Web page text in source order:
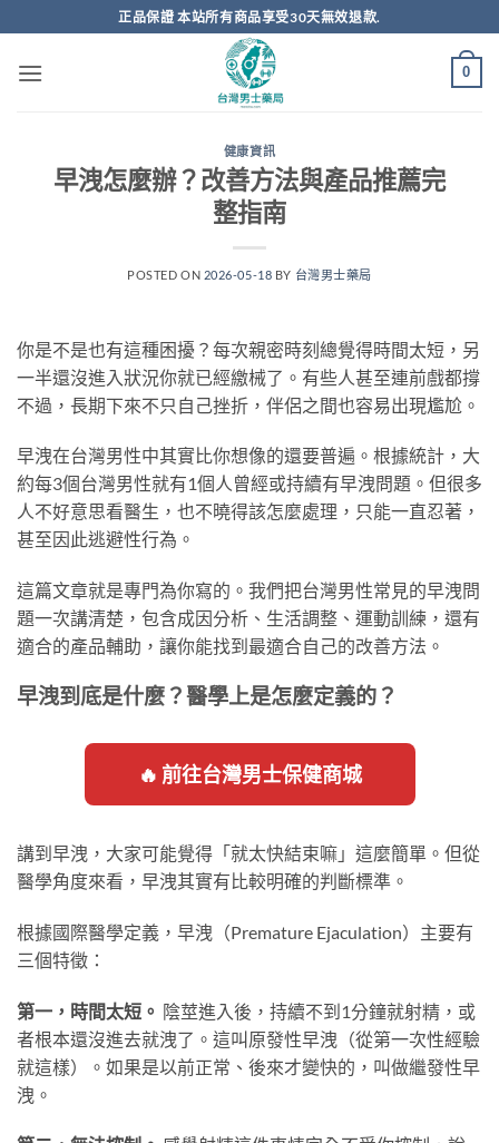
轉
正品保證 本站所有商品享受30天無效退款.
0
健康資訊
早洩怎麼辦？改善方法與產品推薦完
整指南
POSTED ON 2026-05-18 BY 台灣男士藥局
你是不是也有這種困擾？每次親密時刻總覺得時間太短，另
一半還沒進入狀況你就已經繳械了。有些人甚至連前戲都撐
不過，長期下來不只自己挫折，伴侶之間也容易出現尷尬。
早洩在台灣男性中其實比你想像的還要普遍。根據統計，大
約每3個台灣男性就有1個人曾經或持續有早洩問題。但很多
人不好意思看醫生，也不曉得該怎麼處理，只能一直忍著，
甚至因此逃避性行為。
這篇文章就是專門為你寫的。我們把台灣男性常見的早洩問
題一次講清楚，包含成因分析、生活調整、運動訓練，還有
適合的產品輔助，讓你能找到最適合自己的改善方法。
早洩到底是什麼？醫學上是怎麼定義的？
🔥 前往台灣男士保健商城
講到早洩，大家可能覺得「就太快結束嘛」這麼簡單。但從
醫學角度來看，早洩其實有比較明確的判斷標準。
根據國際醫學定義，早洩（Premature Ejaculation）主要有
三個特徵：
第一，時間太短。 陰莖進入後，持續不到1分鐘就射精，或
者根本還沒進去就洩了。這叫原發性早洩（從第一次性經驗
就這樣）。如果是以前正常、後來才變快的，叫做繼發性早
洩。